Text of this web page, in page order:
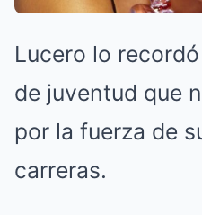
Lucero lo
de juventud que
por la fuerza de
carreras.